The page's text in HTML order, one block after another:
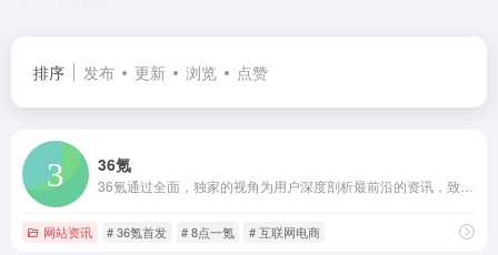
排序 发布 更新 浏览 点赞
36氪
网站资讯 # 36氪首发 # 8点一氪 # 互联网电商